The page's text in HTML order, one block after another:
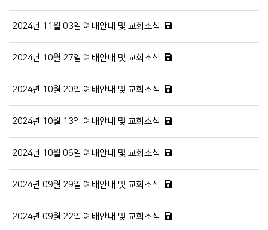
2024년 11월 03일 예배안내 및 교회소식
2024년 10월 27일 예배안내 및 교회소식
2024년 10월 20일 예배안내 및 교회소식
2024년 10월 13일 예배안내 및 교회소식
2024년 10월 06일 예배안내 및 교회소식
2024년 09월 29일 예배안내 및 교회소식
2024년 09월 22일 예배안내 및 교회소식